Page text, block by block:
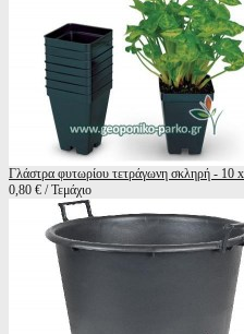
Γλάστρα φυτωρίου τετράγωνη σκληρή -
0,80 € / Τεμάχιο